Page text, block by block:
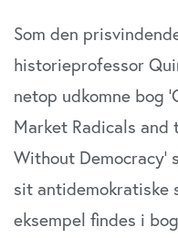
Som den
historieprofessor
netop udkomne bog
Market Radicals and
Without Democracy’
sit antidemokratiske
eksempel findes i